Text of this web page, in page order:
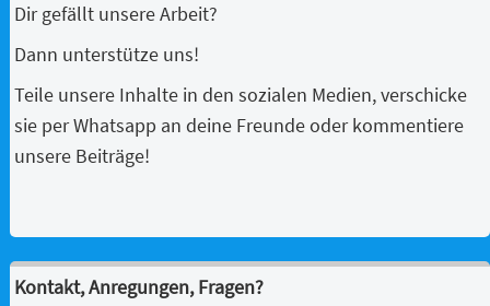
Dir gefällt unsere Arbeit?
Dann unterstütze uns!
Teile unsere Inhalte in den sozialen Medien, verschicke
sie per Whatsapp an deine Freunde oder kommentiere
unsere Beiträge!
Kontakt, Anregungen, Fragen?